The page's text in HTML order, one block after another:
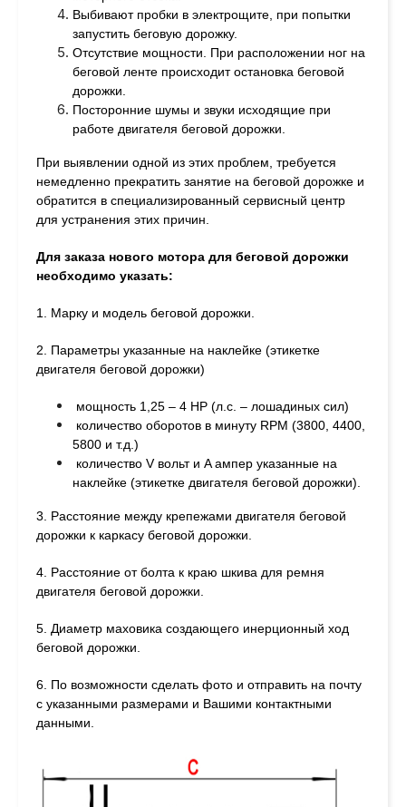
Выбивают пробки в электрощите, при попытки
запустить беговую дорожку.
Отсутствие мощности. При расположении ног на
беговой ленте происходит остановка беговой
дорожки.
Посторонние шумы и звуки исходящие при
работе двигателя беговой дорожки.
При выявлении одной из этих проблем, требуется
немедленно прекратить занятие на беговой дорожке и
обратится в специализированный сервисный центр
для устранения этих причин.
Для заказа нового мотора для беговой дорожки
необходимо указать:
1. Марку и модель беговой дорожки.
2. Параметры указанные на наклейке (этикетке
двигателя беговой дорожки)
мощность 1,25 – 4 HP (л.с. – лошадиных сил)
количество оборотов в минуту RPM (3800, 4400,
5800 и т.д.)
количество V вольт и A ампер указанные на
наклейке (этикетке двигателя беговой дорожки).
3. Расстояние между крепежами двигателя беговой
дорожки к каркасу беговой дорожки.
4. Расстояние от болта к краю шкива для ремня
двигателя беговой дорожки.
5. Диаметр маховика создающего инерционный ход
беговой дорожки.
6. По возможности сделать фото и отправить на почту
с указанными размерами и Вашими контактными
данными.